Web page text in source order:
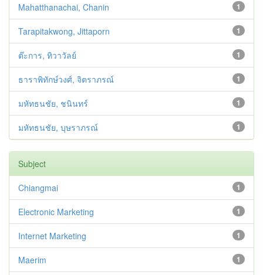
1
Mahatthanachai, Chanin
1
Tarapitakwong, Jittaporn
1
ต๊ะการ, ทิวาวัลย์
1
ธาราพิทักษ์วงศ์, จิตราภรณ์
1
มหัทธนชัย, ชนินทร์
1
มหัทธนชัย, บุษราภรณ์
Subject
1
Chiangmai
1
Electronic Marketing
1
Internet Marketing
1
Maerim